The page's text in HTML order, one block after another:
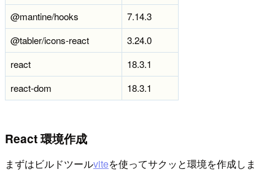
@mantine/hooks
7.14.3
@tabler/icons-react
3.24.0
react
18.3.1
react-dom
18.3.1
React 環境作成
まずはビルドツールviteを使ってサクッと環境を作成しま